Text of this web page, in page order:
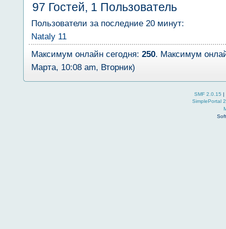
97 Гостей, 1 Пользователь
Пользователи за последние 20 минут:
Nataly 11
Максимум онлайн сегодня:250. Максимум
Марта, 10:08 am, Вторник)
SMF 2.0.15 |
SimplePortal